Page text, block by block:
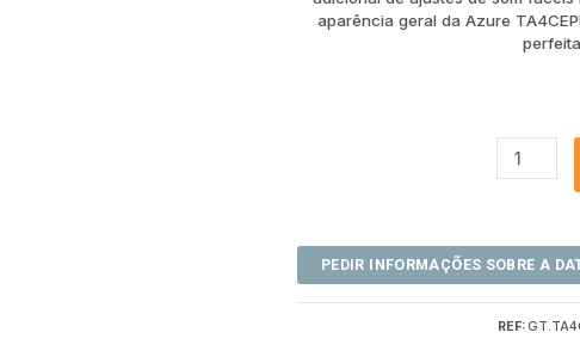
aparência geral da Azure
REF: